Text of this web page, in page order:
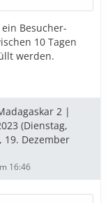
Besucher-
10 Tagen
werden.
2 |
(Dienstag,
19. Dezember
16:46